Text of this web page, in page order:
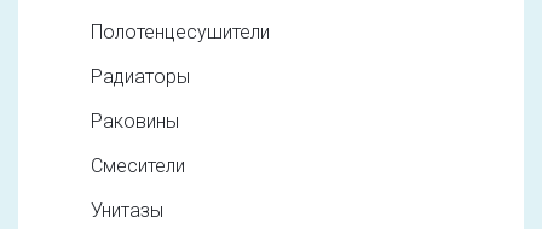
Полотенцесушители
Радиаторы
Раковины
Смесители
Унитазы